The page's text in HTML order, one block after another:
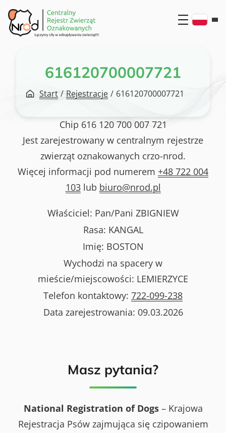
Przejdź
do
treści
616120700007721
Start / Rejestracje / 616120700007721
Chip 616 120 700 007 721
Jest zarejestrowany w centralnym rejestrze
zwierząt oznakowanych crzo-nrod.
Więcej informacji pod numerem +48 722 004
103lub biuro@nrod.pl
Właściciel: Pan/Pani ZBIGNIEW
Rasa: KANGAL
Imię: BOSTON
Wychodzi na spacery w
mieście/miejscowości: LEMIERZYCE
Telefon kontaktowy: 722-099-238
Data zarejestrowania: 09.03.2026
Masz pytania?
National Registration of Dogs– Krajowa
Rejestracja Psów zajmująca się czipowaniem